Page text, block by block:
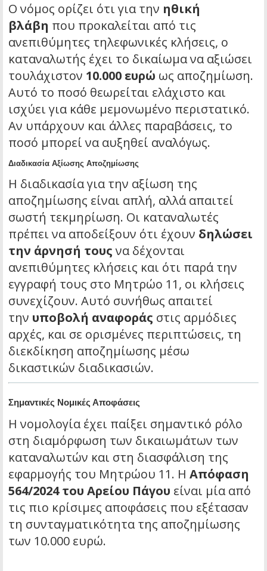
Ο νόμος ορίζει ότι για την ηθική
βλάβη που προκαλείται από τις
ανεπιθύμητες τηλεφωνικές κλήσεις, ο
καταναλωτής έχει το δικαίωμα να αξιώσει
τουλάχιστον 10.000 ευρώ ως αποζημίωση.
Αυτό το ποσό θεωρείται ελάχιστο και
ισχύει για κάθε μεμονωμένο περιστατικό.
Αν υπάρχουν και άλλες παραβάσεις, το
ποσό μπορεί να αυξηθεί αναλόγως.
Διαδικασία Αξίωσης Αποζημίωσης
Η διαδικασία για την αξίωση της
αποζημίωσης είναι απλή, αλλά απαιτεί
σωστή τεκμηρίωση. Οι καταναλωτές
πρέπει να αποδείξουν ότι έχουν δηλώσει
την άρνησή τουςνα δέχονται
ανεπιθύμητες κλήσεις και ότι παρά την
εγγραφή τους στο Μητρώο 11, οι κλήσεις
συνεχίζουν. Αυτό συνήθως απαιτεί
την υποβολή αναφοράς στις αρμόδιες
αρχές, και σε ορισμένες περιπτώσεις, τη
διεκδίκηση αποζημίωσης μέσω
δικαστικών διαδικασιών.
Σημαντικές Νομικές Αποφάσεις
Η νομολογία έχει παίξει σημαντικό ρόλο
στη διαμόρφωση των δικαιωμάτων των
καταναλωτών και στη διασφάλιση της
εφαρμογής του Μητρώου 11. Η Απόφαση
564/2024 του Αρείου Πάγου είναι μία από
τις πιο κρίσιμες αποφάσεις που εξέτασαν
τη συνταγματικότητα της αποζημίωσης
των 10.000 ευρώ.